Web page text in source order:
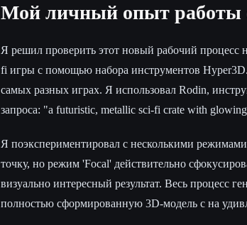
Мой личный опыт работы
Я решил проверить этот новый рабочий процесс
fi игры с помощью набора инструментов
самых разных играх. Я использовал Rodin,
запроса: "a futuristic, metallic sci-fi crate with
Я поэкспериментировал с несколькими
точку, но режим 'Focal' действительно
визуально интересный результат. Весь процесс
полностью сформированную 3D-модель с на